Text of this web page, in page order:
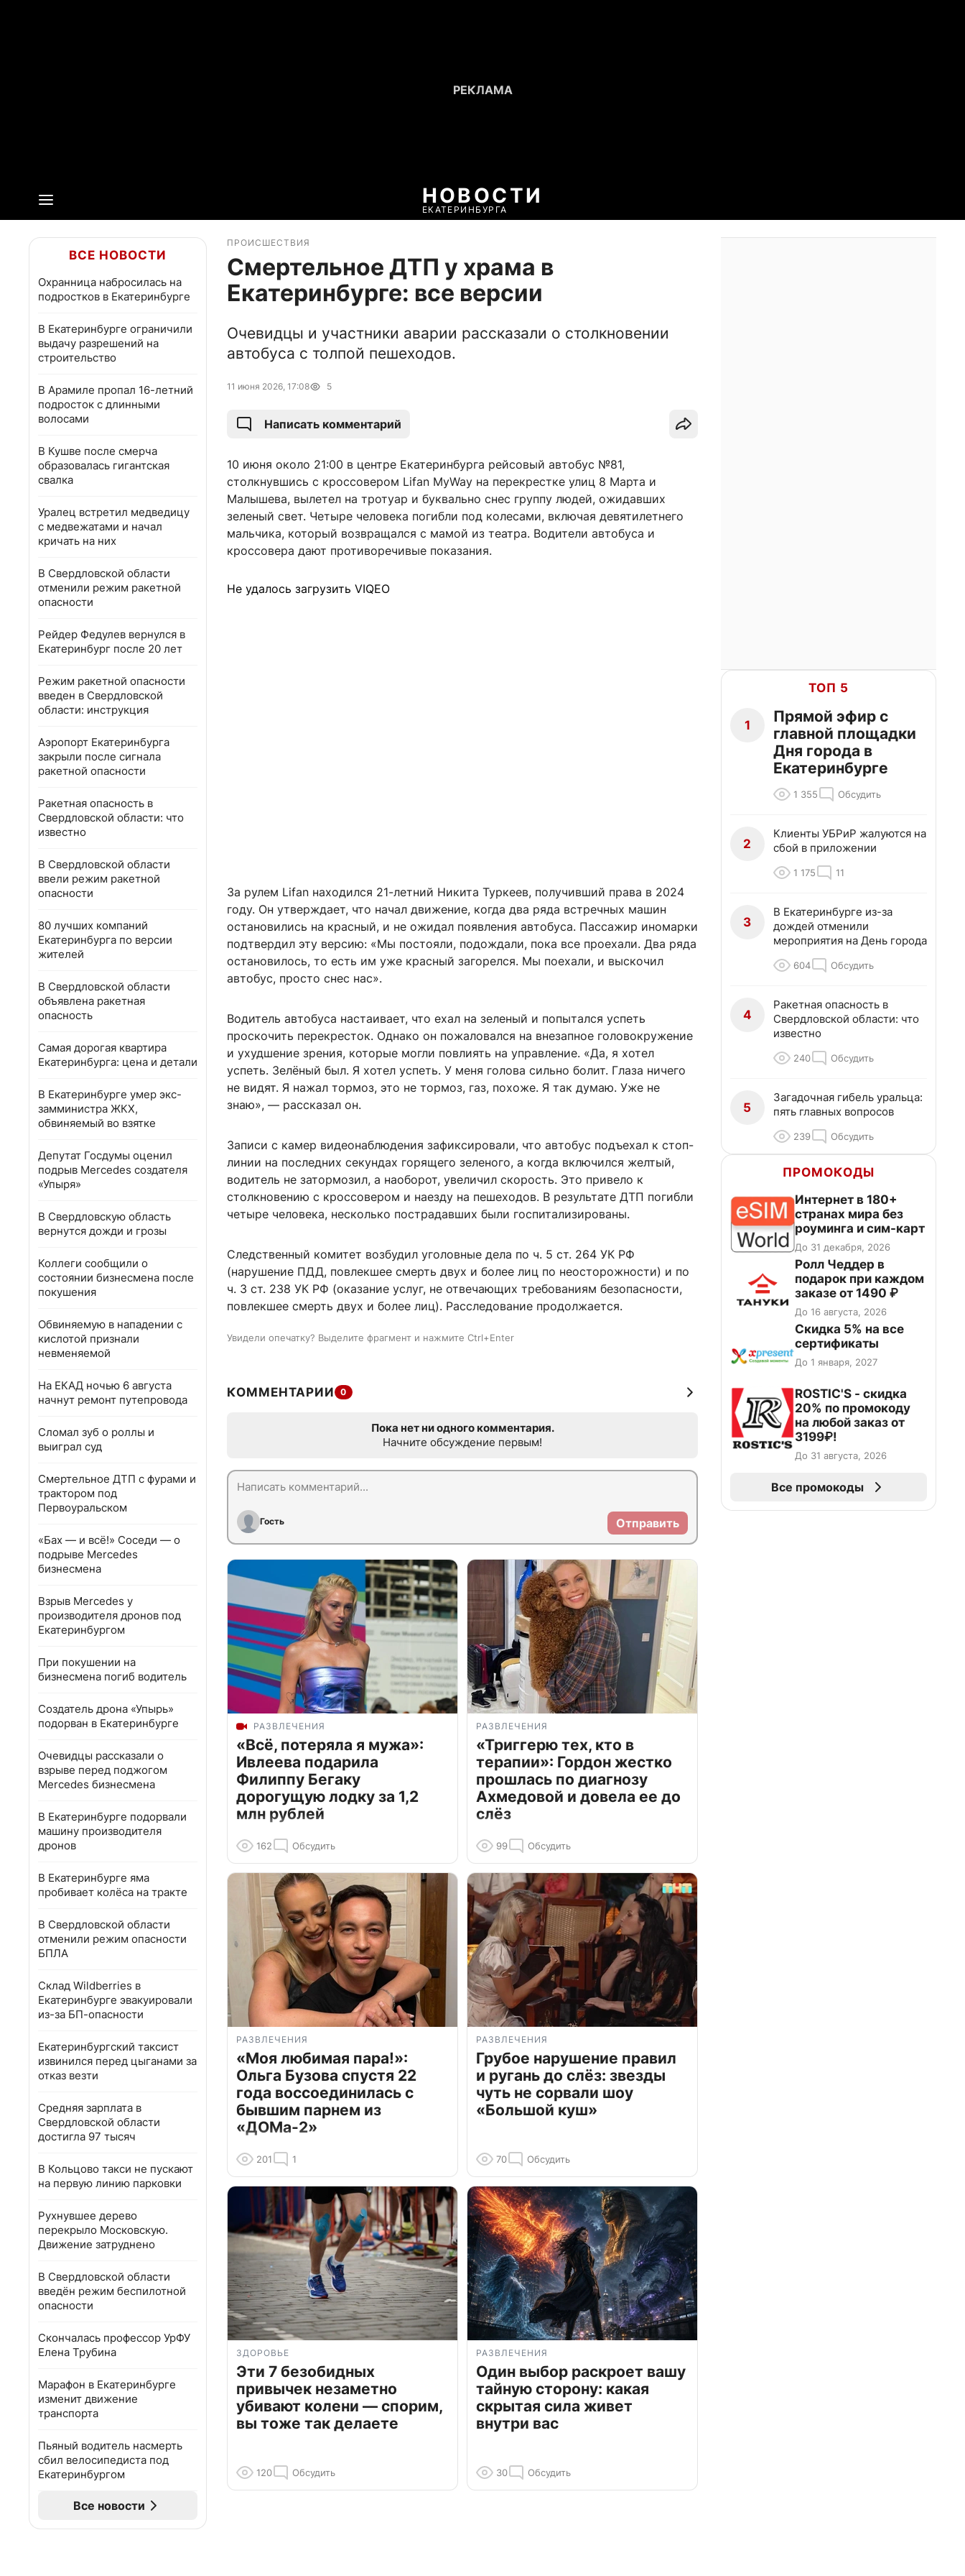
НОВОСТИ
ЕКАТЕРИНБУРГА
ВСЕ НОВОСТИ
Охранница набросилась на
подростков в Екатеринбурге
В Екатеринбурге ограничили
выдачу разрешений на
строительство
В Арамиле пропал 16-летний
подросток с длинными
волосами
В Кушве после смерча
образовалась гигантская
свалка
Уралец встретил медведицу
с медвежатами и начал
кричать на них
В Свердловской области
отменили режим ракетной
опасности
Рейдер Федулев вернулся в
Екатеринбург после 20 лет
Режим ракетной опасности
введен в Свердловской
области: инструкция
Аэропорт Екатеринбурга
закрыли после сигнала
ракетной опасности
Ракетная опасность в
Свердловской области: что
известно
В Свердловской области
ввели режим ракетной
опасности
80 лучших компаний
Екатеринбурга по версии
жителей
В Свердловской области
объявлена ракетная
опасность
Самая дорогая квартира
Екатеринбурга: цена и детали
В Екатеринбурге умер экс-
замминистра ЖКХ,
обвиняемый во взятке
Депутат Госдумы оценил
подрыв Mercedes создателя
«Упыря»
В Свердловскую область
вернутся дожди и грозы
Коллеги сообщили о
состоянии бизнесмена после
покушения
Обвиняемую в нападении с
кислотой признали
невменяемой
На ЕКАД ночью 6 августа
начнут ремонт путепровода
Сломал зуб о роллы и
выиграл суд
Смертельное ДТП с фурами и
трактором под
Первоуральском
«Бах — и всё!» Соседи — о
подрыве Mercedes
бизнесмена
Взрыв Mercedes у
производителя дронов под
Екатеринбургом
При покушении на
бизнесмена погиб водитель
Создатель дрона «Упырь»
подорван в Екатеринбурге
Очевидцы рассказали о
взрыве перед поджогом
Mercedes бизнесмена
В Екатеринбурге подорвали
машину производителя
дронов
В Екатеринбурге яма
пробивает колёса на тракте
В Свердловской области
отменили режим опасности
БПЛА
Склад Wildberries в
Екатеринбурге эвакуировали
из-за БП-опасности
Екатеринбургский таксист
извинился перед цыганами за
отказ везти
Средняя зарплата в
Свердловской области
достигла 97 тысяч
В Кольцово такси не пускают
на первую линию парковки
Рухнувшее дерево
перекрыло Московскую.
Движение затруднено
В Свердловской области
введён режим беспилотной
опасности
Скончалась профессор УрФУ
Елена Трубина
Марафон в Екатеринбурге
изменит движение
транспорта
Пьяный водитель насмерть
сбил велосипедиста под
Екатеринбургом
Все новости
ПРОИСШЕСТВИЯ
Смертельное ДТП у храма в
Екатеринбурге: все версии
Очевидцы и участники аварии рассказали о столкновении
автобуса с толпой пешеходов.
11 июня 2026, 17:08 5
Написать комментарий
10 июня около 21:00 в центре Екатеринбурга рейсовый автобус №81,
столкнувшись с кроссовером Lifan MyWay на перекрестке улиц 8 Марта и
Малышева, вылетел на тротуар и буквально снес группу людей, ожидавших
зеленый свет. Четыре человека погибли под колесами, включая девятилетнего
мальчика, который возвращался с мамой из театра. Водители автобуса и
кроссовера дают противоречивые показания.
Не удалось загрузить VIQEO
За рулем Lifan находился 21-летний Никита Туркеев, получивший права в 2024
году. Он утверждает, что начал движение, когда два ряда встречных машин
остановились на красный, и не ожидал появления автобуса. Пассажир иномарки
подтвердил эту версию: «Мы постояли, подождали, пока все проехали. Два ряда
остановилось, то есть им уже красный загорелся. Мы поехали, и выскочил
автобус, просто снес нас».
Водитель автобуса настаивает, что ехал на зеленый и попытался успеть
проскочить перекресток. Однако он пожаловался на внезапное головокружение
и ухудшение зрения, которые могли повлиять на управление. «Да, я хотел
успеть. Зелёный был. Я хотел успеть. У меня голова сильно болит. Глаза ничего
не видят. Я нажал тормоз, это не тормоз, газ, похоже. Я так думаю. Уже не
знаю», — рассказал он.
Записи с камер видеонаблюдения зафиксировали, что автобус подъехал к стоп-
линии на последних секундах горящего зеленого, а когда включился желтый,
водитель не затормозил, а наоборот, увеличил скорость. Это привело к
столкновению с кроссовером и наезду на пешеходов. В результате ДТП погибли
четыре человека, несколько пострадавших были госпитализированы.
Следственный комитет возбудил уголовные дела по ч. 5 ст. 264 УК РФ
(нарушение ПДД, повлекшее смерть двух и более лиц по неосторожности) и по
ч. 3 ст. 238 УК РФ (оказание услуг, не отвечающих требованиям безопасности,
повлекшее смерть двух и более лиц). Расследование продолжается.
Увидели опечатку? Выделите фрагмент и нажмите Ctrl+Enter
КОММЕНТАРИИ 0
Пока нет ни одного комментария.
Начните обсуждение первым!
Гость Отправить
РАЗВЛЕЧЕНИЯ
«Всё, потеряла я мужа»:
Ивлеева подарила
Филиппу Бегаку
дорогущую лодку за 1,2
млн рублей
162 Обсудить
РАЗВЛЕЧЕНИЯ
«Триггерю тех, кто в
терапии»: Гордон жестко
прошлась по диагнозу
Ахмедовой и довела ее до
слёз
99 Обсудить
РАЗВЛЕЧЕНИЯ
«Моя любимая пара!»:
Ольга Бузова спустя 22
года воссоединилась с
бывшим парнем из
«ДОМа-2»
201 1
РАЗВЛЕЧЕНИЯ
Грубое нарушение правил
и ругань до слёз: звезды
чуть не сорвали шоу
«Большой куш»
70 Обсудить
ЗДОРОВЬЕ
Эти 7 безобидных
привычек незаметно
убивают колени — спорим,
вы тоже так делаете
120 Обсудить
РАЗВЛЕЧЕНИЯ
Один выбор раскроет вашу
тайную сторону: какая
скрытая сила живет
внутри вас
30 Обсудить
ТОП 5
1
Прямой эфир с
главной площадки
Дня города в
Екатеринбурге
1 355 Обсудить
2
Клиенты УБРиР жалуются на
сбой в приложении
1 175 11
3
В Екатеринбурге из-за
дождей отменили
мероприятия на День города
604 Обсудить
4
Ракетная опасность в
Свердловской области: что
известно
240 Обсудить
5
Загадочная гибель уральца:
пять главных вопросов
239 Обсудить
ПРОМОКОДЫ
Интернет в 180+
странах мира без
роуминга и сим-карт
До 31 декабря, 2026
Ролл Чеддер в
подарок при каждом
заказе от 1490 ₽
До 16 августа, 2026
Скидка 5% на все
сертификаты
До 1 января, 2027
ROSTIC'S - скидка
20% по промокоду
на любой заказ от
3199₽!
До 31 августа, 2026
Все промокоды